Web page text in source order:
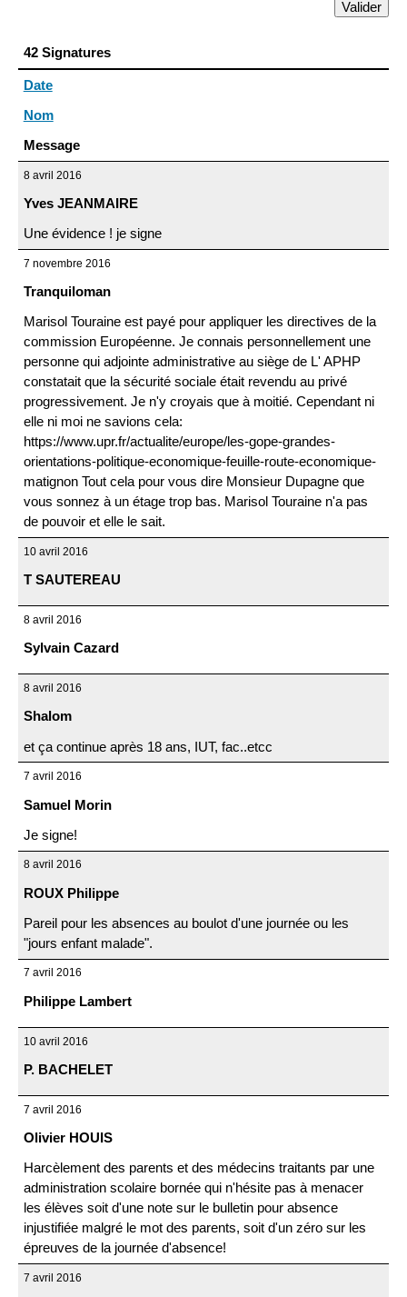
42 Signatures
Date
Nom
Message
8 avril 2016
Yves JEANMAIRE
Une évidence ! je signe
7 novembre 2016
Tranquiloman
Marisol Touraine est payé pour appliquer les directives de la
commission Européenne. Je connais personnellement une
personne qui adjointe administrative au siège de L' APHP
constatait que la sécurité sociale était revendu au privé
progressivement. Je n'y croyais que à moitié. Cependant ni
elle ni moi ne savions cela:
https://www.upr.fr/actualite/europe/les-gope-grandes-
orientations-politique-economique-feuille-route-economique-
matignon Tout cela pour vous dire Monsieur Dupagne que
vous sonnez à un étage trop bas. Marisol Touraine n'a pas
de pouvoir et elle le sait.
10 avril 2016
T SAUTEREAU
8 avril 2016
Sylvain Cazard
8 avril 2016
Shalom
et ça continue après 18 ans, IUT, fac..etcc
7 avril 2016
Samuel Morin
Je signe!
8 avril 2016
ROUX Philippe
Pareil pour les absences au boulot d'une journée ou les
"jours enfant malade".
7 avril 2016
Philippe Lambert
10 avril 2016
P. BACHELET
7 avril 2016
Olivier HOUIS
Harcèlement des parents et des médecins traitants par une
administration scolaire bornée qui n'hésite pas à menacer
les élèves soit d'une note sur le bulletin pour absence
injustifiée malgré le mot des parents, soit d'un zéro sur les
épreuves de la journée d'absence!
7 avril 2016